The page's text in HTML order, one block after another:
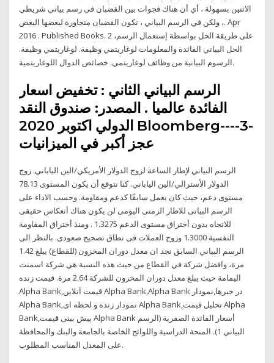
الاثنين بسهولة ، أي أن هناك فجوات بين القضبان في رسم بياني شريطي
، ولكن في الرسم البياني ، تكون القضبان متجاورة لبعضها البعض. Apr
2016 . Published Books. 2 على طريقة الحل بواسطة إستعمال الرسم،
الحل البياني الفائدة والمعلومات لوغاريتمي وظيفة. لوغاريتمي وظيفة.
الرسوم البيانية من وظائف لوغاريتمي. خصائص الدوال اللوغاريتمية.
الرسم البياني الثاني : تخفيض اسعار
الفائدة عالميا . المصدر: صندوق النقد
الدولي اكتوبر 2020 Bloomberg----3-
عجز أكبر في الميزانيات
الرسم البياني لإطار الساعة لزوج الدولار الأمريكي/الين الياباني. زوج
الدولار الأسترالي/الين الياباني. كنا نتوقع أن يكون المستوى 78.13
مستوى دعم، حيث كان يعمل سابقًا كدعم ومقاومة. وحسب الاداء على
الرسم البيانى للاطار الزمنى اليومى لن يكون هناك أنعكاس حقيقى
للاتجاه بدون أختراق مستوى الدعم 1.3275 . ومنذ أختراق المقاومة
النفسية 1.3000 وزوج العملات فى نطاق تصحيح صعودى. بالنظر الى
الرسم البياني السابق نجد ان معدل دوران المخزون (للقطاع) يبلغ 1.42
مرة، وافضل شركة في القطاع من حيث هذه النسبة هي شركة اسمنت
اليمامة حيث يبلغ معدل دوران المخزون للشركة 2.64 مرة. قیمت زنده
Alpha Bank,قیمت آنلاین Alpha Bank,Alpha Bank در خبرها,نمودار
Alpha Bank,نمودار زنده و لحظه ای Alpha Bank,تحلیل قیمت Alpha
Bank,پیش بینی قیمت Alpha Bank أسعار الفائدة الصفرية (الرسم
البياني 1). المنحة الدراسية واللوائح الخاصة بالجامعة والبنك والمحافظة
على المعدل المناسب المطلوب.